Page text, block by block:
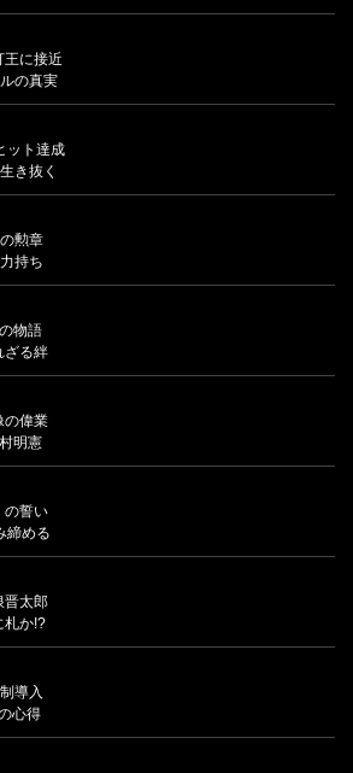
王に接近
の真実
ット達成
き抜く
勲章
持ち
物語
ざる絆
の偉業
明憲
の誓い
締める
晋太郎
札か!?
導入
心得